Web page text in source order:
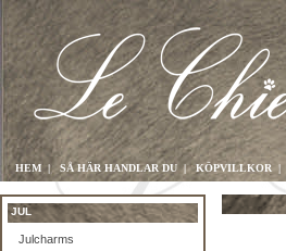
HEM | SÅ HÄR HANDLAR DU |KÖPVILLKOR |
JUL
Julcharms